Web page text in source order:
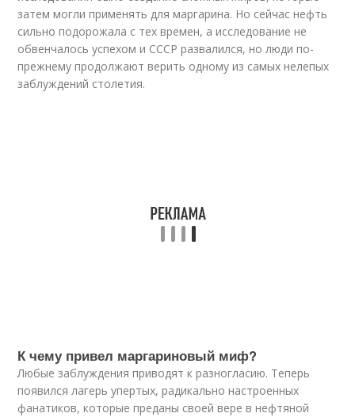
затем могли применять для маргарина. Но сейчас нефть
сильно подорожала с тех времен, а исследование не
обвенчалось успехом и СССР развалился, но люди по-
прежнему продолжают верить одному из самых нелепых
заблуждений столетия.
К чему привел маргариновый миф?
Любые заблуждения приводят к разногласию. Теперь
появился лагерь упертых, радикально настроенных
фанатиков, которые преданы своей вере в нефтяной